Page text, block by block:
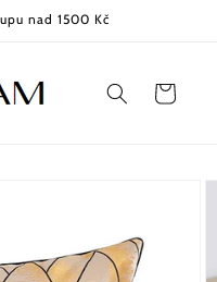
nad 1500 Kč
Košík